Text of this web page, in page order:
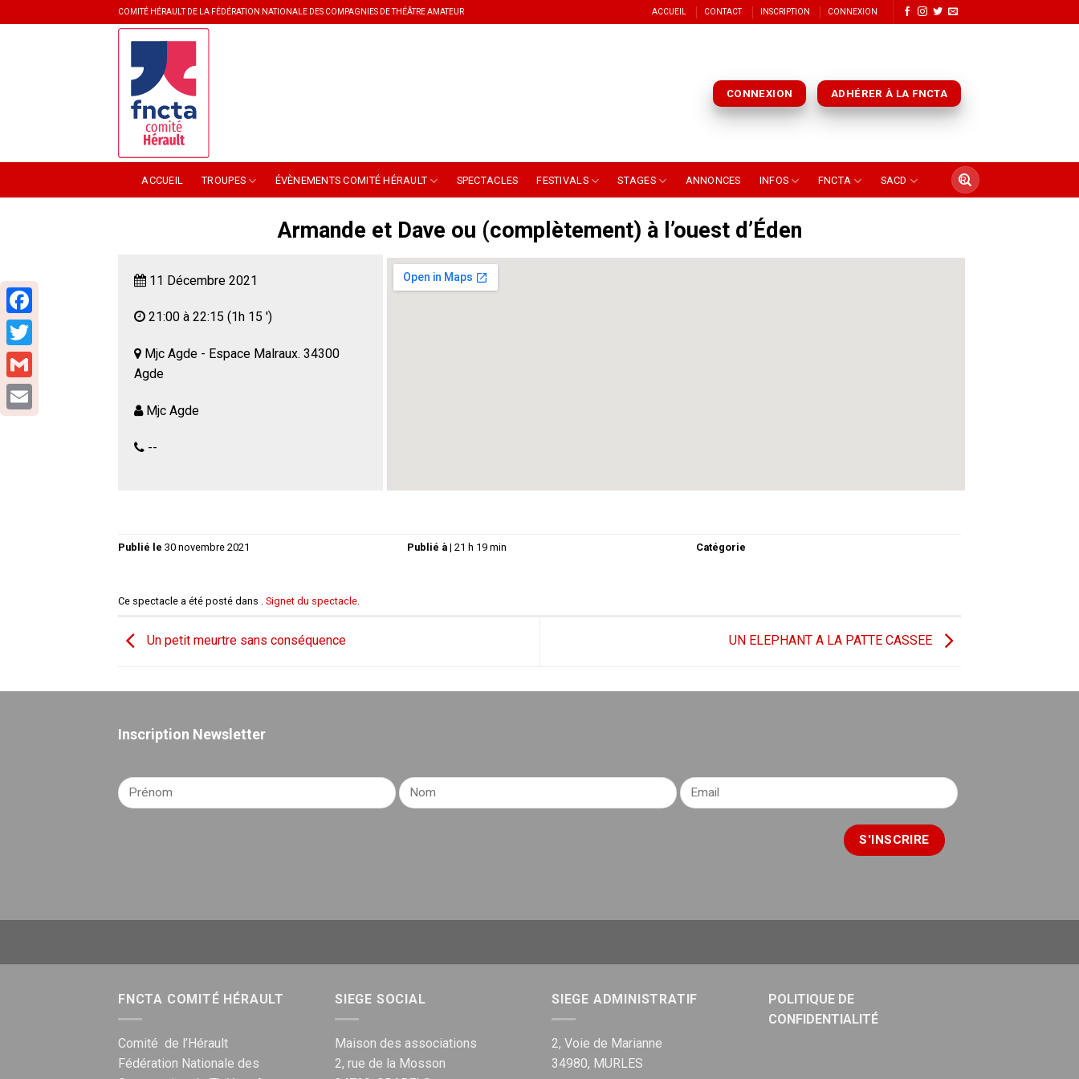
to
COMITÉ HÉRAULT DE LA FÉDÉRATION NATIONALE DES COMPAGNIES DE THÉÂTRE AMATEUR ACCUEIL CONTACT INSCRIPTION CONNEXION
CONNEXION ADHÉRER À LA FNCTA
ACCUEIL TROUPES ÉVÈNEMENTS COMITÉ HÉRAULT SPECTACLES FESTIVALS STAGES ANNONCES INFOS FNCTA SACD
Armande et Dave ou (complètement) à l’ouest d’Éden
11 Décembre 2021
21:00 à 22:15 (1h 15 ')
Mjc Agde - Espace Malraux. 34300
Agde
Mjc Agde
--
Parodie du 1er couple biblique qui consomme beaucoup de pommes- bio?- et de feuilles de
vignes, tendances selon saison…..mais qui ne sait pas trop comment faire pour avoir une
Publié le 30 novembre 2021 Publié à | 21 h 19 min Catégorie
Ce spectacle a été posté dans . Signet du spectacle
Un petit meurtre sans conséquence UN ELEPHANT A LA PATTE CASSEE
Inscription Newsletter
FNCTA COMITÉ HÉRAULT
Comité de l’Hérault
Fédération Nationale des
SIEGE SOCIAL
Maison des associations
2, rue de la Mosson
SIEGE ADMINISTRATIF
2, Voie de Marianne
34980, MURLES
POLITIQUE DE
CONFIDENTIALITÉ
Facebook
Twitter
Gmail